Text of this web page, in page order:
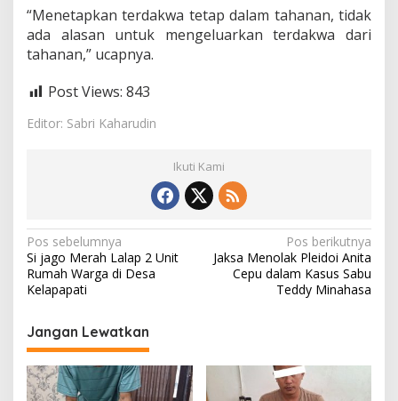
u
k
u
m
n
a
“Menetapkan terdakwa tetap dalam tahanan, tidak
ada alasan untuk mengeluarkan terdakwa dari
tahanan,” ucapnya.
Post Views: 843
Editor: Sabri Kaharudin
Ikuti Kami
N
a
v
i
g
a
s
Pos sebelumnya
Si jago Merah Lalap 2 Unit
Rumah Warga di Desa
Kelapapati
Pos berikutnya
Jaksa Menolak Pleidoi Anita
Cepu dalam Kasus Sabu
Teddy Minahasa
Jangan Lewatkan